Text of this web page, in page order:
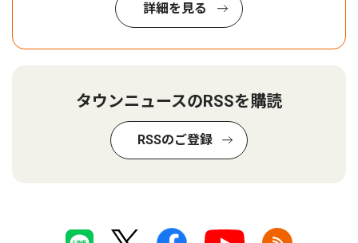
詳細を見る
タウンニュースのRSSを購読
RSSのご登録